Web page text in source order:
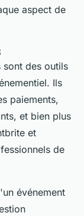
aspect de
sont des outils
Ils
paiements,
et bien plus
et
de
événement